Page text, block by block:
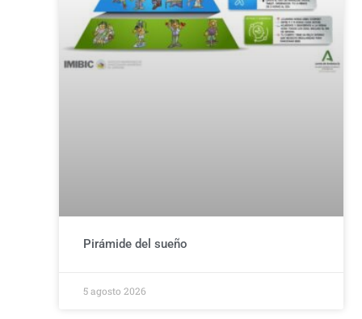
Pirámide del sueño
5 agosto 2026